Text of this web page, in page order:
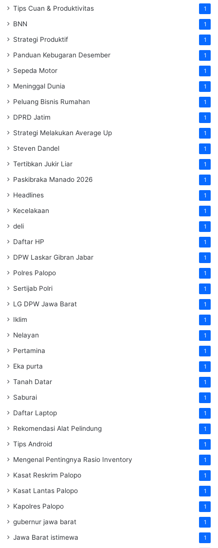
Tips Cuan & Produktivitas 1
BNN 1
Strategi Produktif 1
Panduan Kebugaran Desember 1
Sepeda Motor 1
Meninggal Dunia 1
Peluang Bisnis Rumahan 1
DPRD Jatim 1
Strategi Melakukan Average Up 1
Steven Dandel 1
Tertibkan Jukir Liar 1
Paskibraka Manado 2026 1
Headlines 1
Kecelakaan 1
deli 1
Daftar HP 1
DPW Laskar Gibran Jabar 1
Polres Palopo 1
Sertijab Polri 1
LG DPW Jawa Barat 1
Iklim 1
Nelayan 1
Pertamina 1
Eka purta 1
Tanah Datar 1
Saburai 1
Daftar Laptop 1
Rekomendasi Alat Pelindung 1
Tips Android 1
Mengenal Pentingnya Rasio Inventory 1
Kasat Reskrim Palopo 1
Kasat Lantas Palopo 1
Kapolres Palopo 1
gubernur jawa barat 1
Jawa Barat istimewa 1